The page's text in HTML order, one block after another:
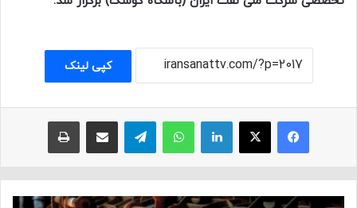
کپی لینک
فیسبوک ایکس لینکداین واتس آپ تلگرام